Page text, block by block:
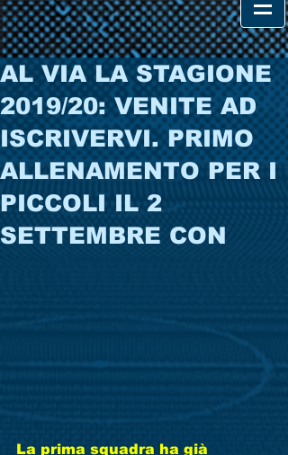
AL VIA LA STAGIONE
2019/20: VENITE AD
ISCRIVERVI. PRIMO
ALLENAMENTO PER I
PICCOLI IL 2
SETTEMBRE CON
La prima squadra ha già